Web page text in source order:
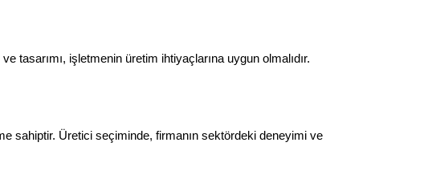
tasarımı, işletmenin üretim ihtiyaçlarına uygun olmalıdır.
sahiptir. Üretici seçiminde, firmanın sektördeki deneyimi ve